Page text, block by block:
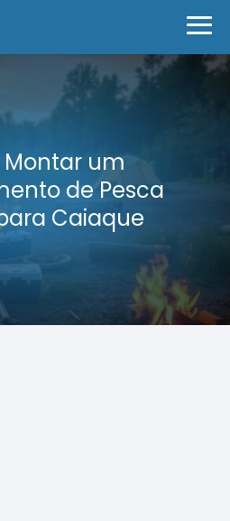
um
de Pesca
Caiaque